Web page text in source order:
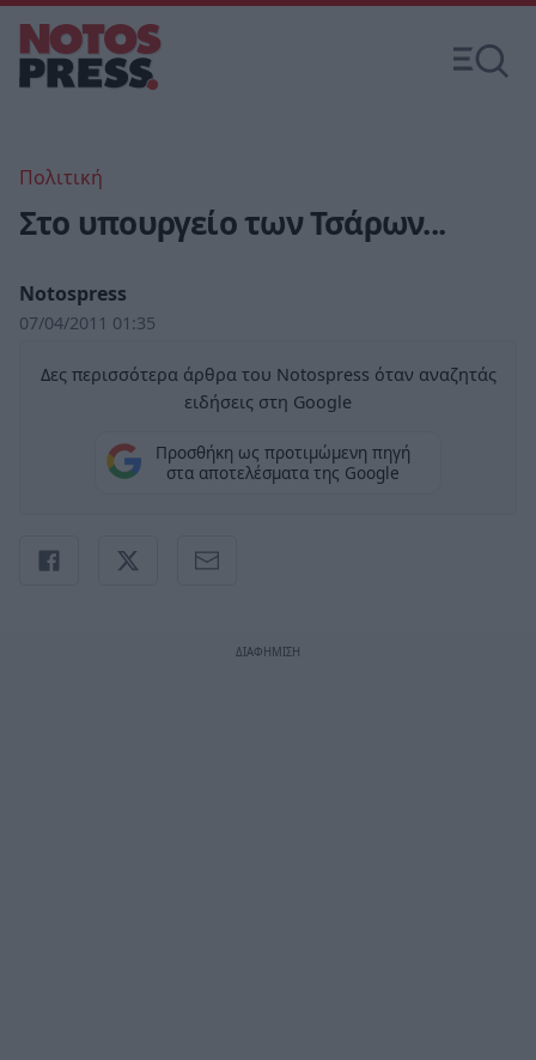
Πολιτική
Στο υπουργείο των Τσάρων...
Notospress
07/04/2011 01:35
Δες περισσότερα άρθρα του Notospress όταν αναζητάς
ειδήσεις στη Google
Προσθήκη ως προτιμώμενη πηγή
στα αποτελέσματα της Google